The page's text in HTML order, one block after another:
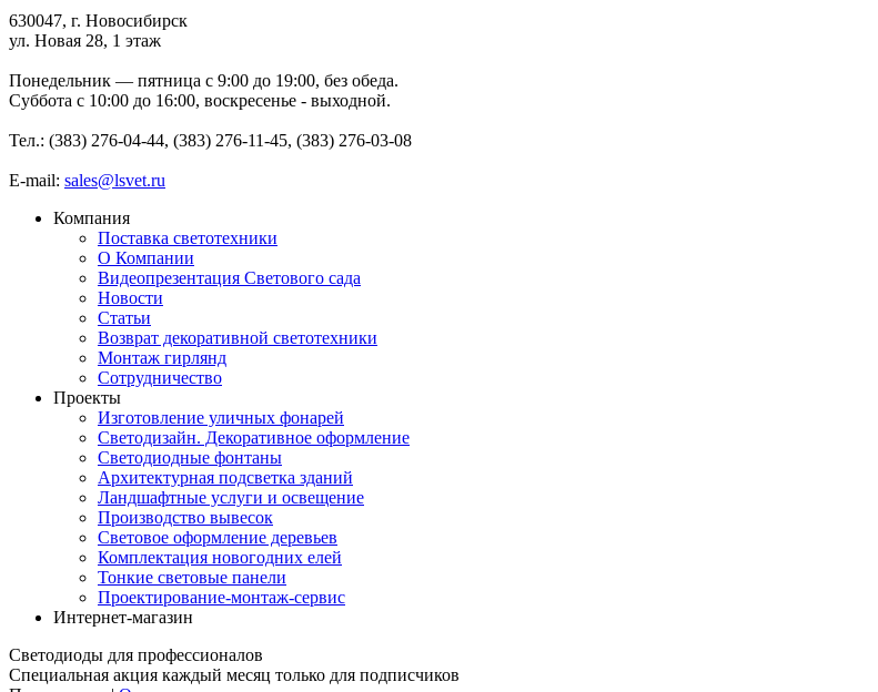
630047, г. Новосибирск
ул. Новая 28, 1 этаж
Понедельник — пятница с 9:00 до 19:00, без обеда.
Суббота с 10:00 до 16:00, воскресенье - выходной.
Тел.: (383) 276-04-44, (383) 276-11-45, (383) 276-03-08
E-mail: sales@lsvet.ru
Компания
Поставка светотехники
О Компании
Видеопрезентация Светового сада
Новости
Статьи
Возврат декоративной светотехники
Монтаж гирлянд
Сотрудничество
Проекты
Изготовление уличных фонарей
Светодизайн. Декоративное оформление
Светодиодные фонтаны
Архитектурная подсветка зданий
Ландшафтные услуги и освещение
Производство вывесок
Световое оформление деревьев
Комплектация новогодних елей
Тонкие световые панели
Проектирование-монтаж-сервис
Интернет-магазин
Светодиоды для профессионалов
Специальная акция каждый месяц только для подписчиков